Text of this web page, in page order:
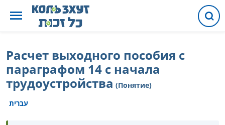
Расчет выходного пособия с
параграфом 14 с начала
трудоустройства (Понятие)
עברית